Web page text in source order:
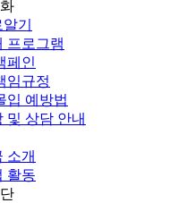
기
프로그램
페인
임규정
입 예방법
및 상담 안내
소개
활동